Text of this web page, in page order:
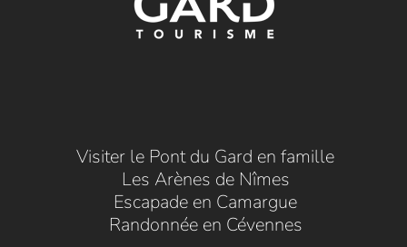
Visiter le Pont du Gard en famille
Les Arènes de Nîmes
Escapade en Camargue
Randonnée en Cévennes